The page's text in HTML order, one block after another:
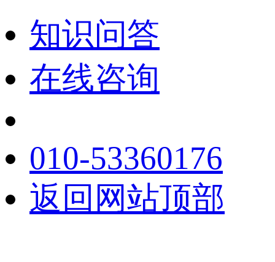
知识问答
在线咨询
010-53360176
返回网站顶部